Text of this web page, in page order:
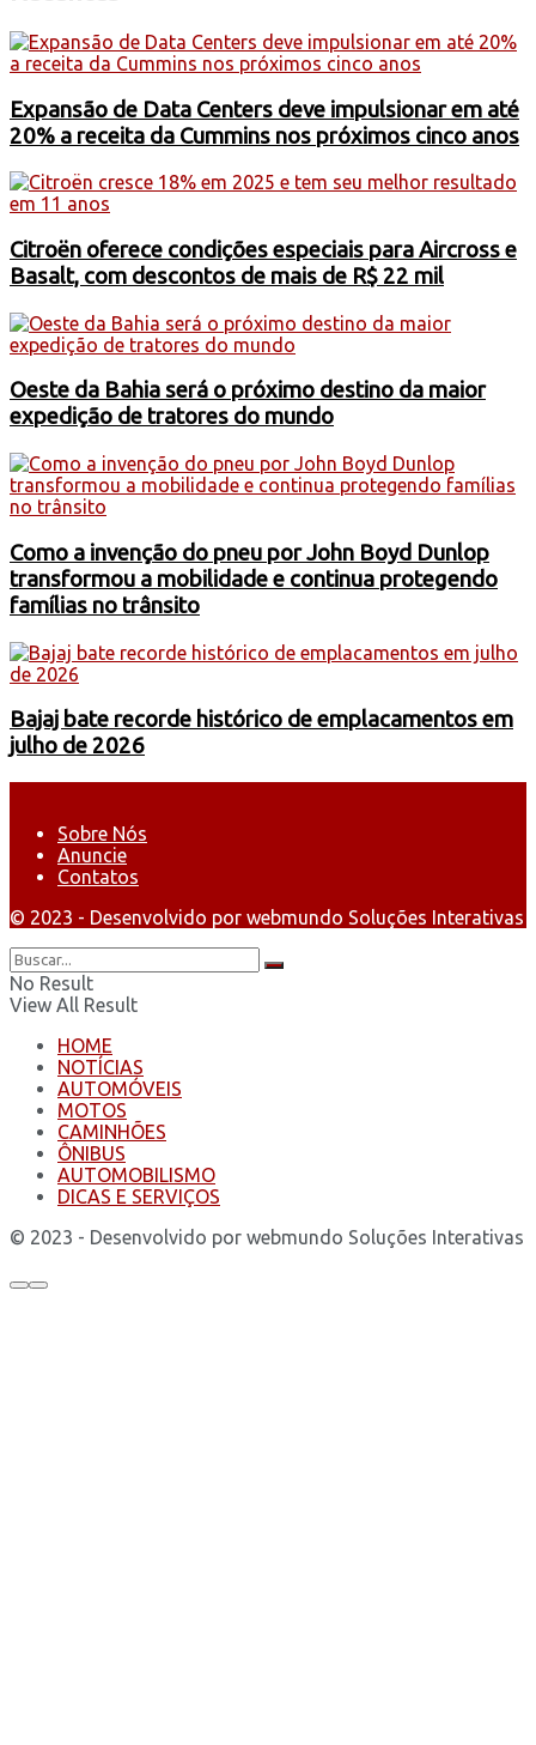
Expansão de Data Centers deve impulsionar em até
20% a receita da Cummins nos próximos cinco anos
Citroën oferece condições especiais para Aircross e
Basalt, com descontos de mais de R$ 22 mil
Oeste da Bahia será o próximo destino da maior
expedição de tratores do mundo
Como a invenção do pneu por John Boyd Dunlop
transformou a mobilidade e continua protegendo
famílias no trânsito
Bajaj bate recorde histórico de emplacamentos em
julho de 2026
Sobre Nós
Anuncie
Contatos
© 2023 - Desenvolvido por webmundo Soluções Interativas
No Result
View All Result
HOME
NOTÍCIAS
AUTOMÓVEIS
MOTOS
CAMINHÕES
ÔNIBUS
AUTOMOBILISMO
DICAS E SERVIÇOS
© 2023 - Desenvolvido por webmundo Soluções Interativas